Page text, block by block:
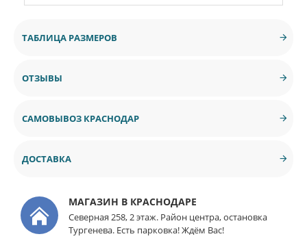
ТАБЛИЦА РАЗМЕРОВ
ОТЗЫВЫ
САМОВЫВОЗ КРАСНОДАР
ДОСТАВКА
МАГАЗИН В КРАСНОДАРЕ
Северная 258, 2 этаж. Район центра, остановка
Тургенева. Есть парковка! Ждём Вас!